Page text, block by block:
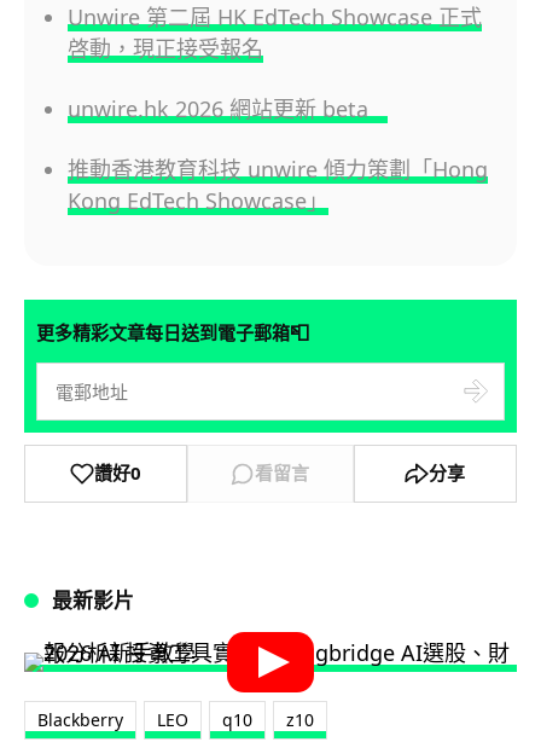
Unwire 第二屆 HK EdTech Showcase 正式
啓動，現正接受報名
unwire.hk 2026 網站更新 beta
推動香港教育科技 unwire 傾力策劃「Hong
Kong EdTech Showcase」
更多精彩文章每日送到電子郵箱📮
讚好0 看留言 分享
最新影片
Blackberry LEO q10 z10